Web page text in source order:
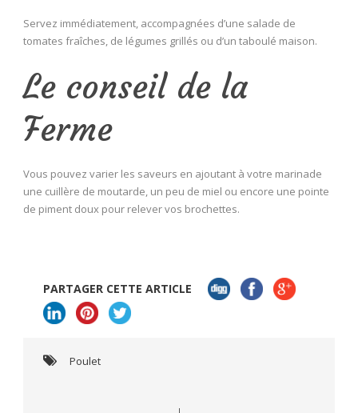
Servez immédiatement, accompagnées d’une salade de
tomates fraîches, de légumes grillés ou d’un taboulé maison.
Le conseil de la
Ferme
Vous pouvez varier les saveurs en ajoutant à votre marinade
une cuillère de moutarde, un peu de miel ou encore une pointe
de piment doux pour relever vos brochettes.
PARTAGER CETTE ARTICLE
Poulet